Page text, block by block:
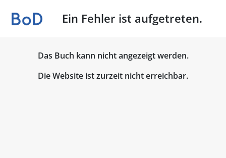
Ein Fehler ist aufgetreten.
Das Buch kann nicht angezeigt werden.
Die Website ist zurzeit nicht erreichbar.